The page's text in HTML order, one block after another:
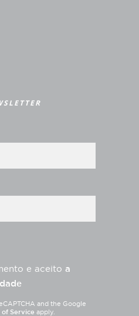
e aceito a
and the Google
of Service apply.